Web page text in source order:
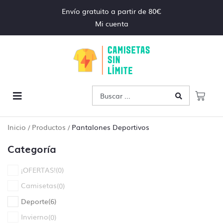
Envío gratuito a partir de 80€
Mi cuenta
Inicio / Productos / Pantalones Deportivos
Categoría
¡OFERTAS!(0)
Camisetas(0)
Deporte(6)
Invierno(0)